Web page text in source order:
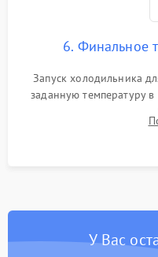
6. Финальное
Запуск холодильника
заданную температуру
компрессора,
срабатывания
У Вас